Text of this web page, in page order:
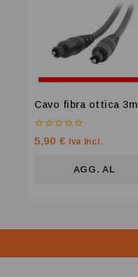
Cavo fibra ottica 3m
0
su
5,90 € Iva Incl.
AGG. AL